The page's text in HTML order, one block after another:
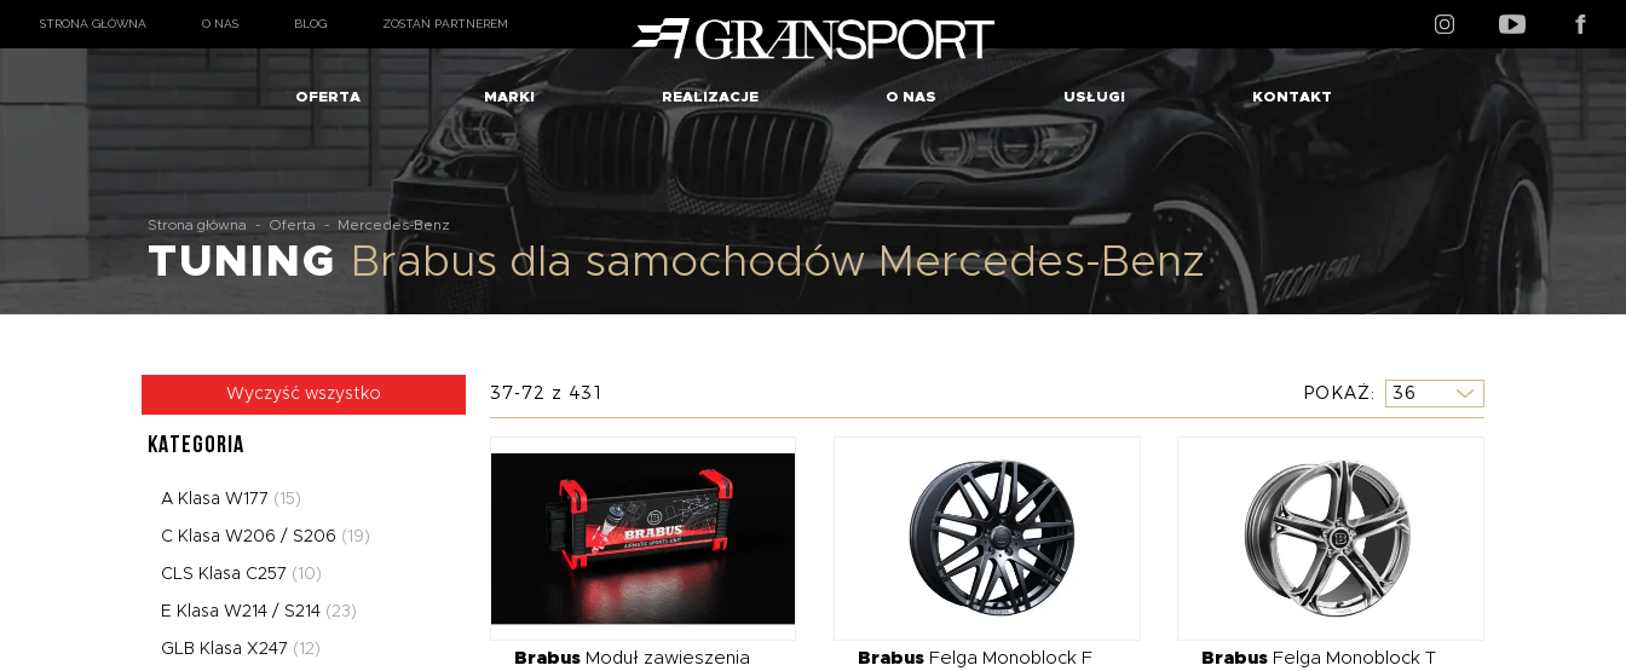
STRONA GŁÓWNA O NAS BLOG ZOSTAŃ PARTNEREM
OFERTA MARKI REALIZACJE O NAS USŁUGI KONTAKT
Strona główna - Oferta - Mercedes-Benz
TUNING Brabus dla samochodów Mercedes-Benz
Wyczyść wszystko
KATEGORIA
A Klasa W177 (15)
C Klasa W206 / S206 (19)
CLS Klasa C257 (10)
E Klasa W214 / S214 (23)
GLB Klasa X247 (12)
37-72 z 431 POKAŻ
BrabusModuł zawieszenia
BrabusFelga Monoblock F
Brabus Felga Monoblock T